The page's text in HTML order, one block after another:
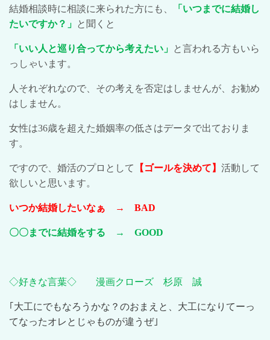
結婚相談時に相談に来られた方にも、
「いつまでに結婚し
たいですか？」 と聞くと
「いい人と巡り合ってから考えたい」 と言われる方もいら
っしゃいます。
人それぞれなので、その考えを否定はしませんが、お勧め
はしません。
女性は36歳を超えた婚姻率の低さはデータで出ておりま
す。
ですので、婚活のプロとして 【ゴールを決めて】 活動して
欲しいと思います。
いつか結婚したいなぁ → BAD
〇〇までに結婚をする → GOOD
◇好きな言葉◇ 漫画クローズ 杉原 誠
｢大工にでもなろうかな？のおまえと、大工になりてーっ
てなったオレとじゃものが違うぜ｣